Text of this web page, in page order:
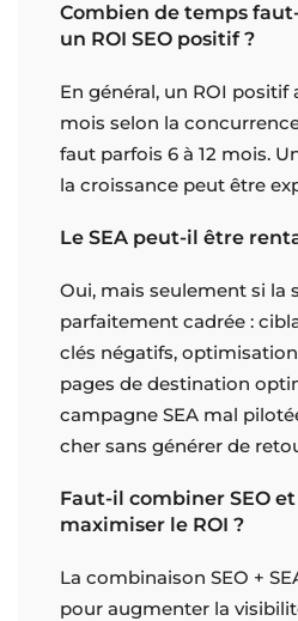
Combien de temps
un ROI SEO positif ?
En général, un ROI positif
mois selon la
faut parfois 6 à 12 mois.
la croissance peut être
Le SEA peut-il être
Oui, mais seulement si la
parfaitement cadrée :
clés négatifs,
pages de destination
campagne SEA mal
cher sans générer de
Faut-il combiner SEO
maximiser le ROI ?
La combinaison SEO +
pour augmenter la